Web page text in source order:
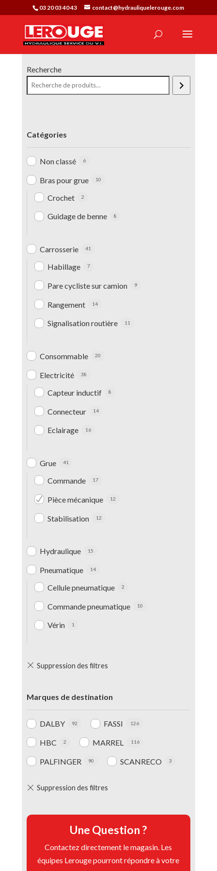
03 20 03 40 43 contact@hydrauliquelerouge.com
Recherche
Catégories
Non classé 6
Bras pour grue 10
Crochet 2
Guidage de benne 8
Carrosserie 41
Habillage 7
Pare cycliste sur camion 9
Rangement 14
Signalisation routière 11
Consommable 20
Electricité 38
Capteur inductif 8
Connecteur 14
Eclairage 16
Grue 41
Commande 17
Pièce mécanique 12
Stabilisation 12
Hydraulique 15
Pneumatique 14
Cellule pneumatique 2
Commande pneumatique 10
Vérin 1
Marques de destination
DALBY 92 FASSI 126
HBC 2 MARREL 116
PALFINGER 90 SCANRECO 3
Une Question ?
Contactez directement le magasin. Les
équipes Lerouge pourront répondre à votre